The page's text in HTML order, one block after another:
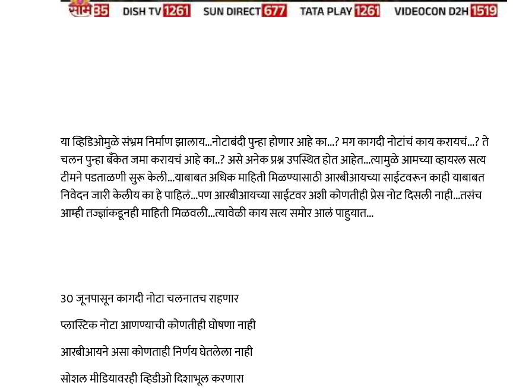
या व्हिडिओमुळे संभ्रम निर्माण झालाय...नोटाबंदी पुन्हा होणार आहे का...? मग कागदी नोटांचं काय करायचं...? ते
चलन पुन्हा बँकेत जमा करायचं आहे का..? असे अनेक प्रश्न उपस्थित होत आहेत...त्यामुळे आमच्या व्हायरल सत्य
टीमने पडताळणी सुरू केली...याबाबत अधिक माहिती मिळण्यासाठी आरबीआयच्या साईटवरून काही याबाबत
निवेदन जारी केलीय का हे पाहिलं...पण आरबीआयच्या साईटवर अशी कोणतीही प्रेस नोट दिसली नाही...तसंच
आम्ही तज्ज्ञांकडूनही माहिती मिळवली...त्यावेळी काय सत्य समोर आलं पाहुयात...
30 जूनपासून कागदी नोटा चलनातच राहणार
प्लास्टिक नोटा आणण्याची कोणतीही घोषणा नाही
आरबीआयने असा कोणताही निर्णय घेतलेला नाही
सोशल मीडियावरही व्हिडीओ दिशाभूल करणारा